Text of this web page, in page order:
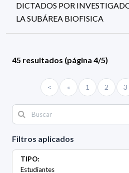
Filtros aplicados
TIPO:
Estudiantes
DICTADOS POR
LA SUBÁREA BIOFISICA
45 resultados (página 4/5)
< « 1 2 3